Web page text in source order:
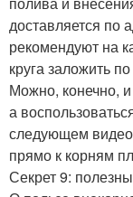
доставляется по
рекомендуют на
круга заложить
Можно, конечно,
а
следующем видео
прямо к корням
Секрет 9: